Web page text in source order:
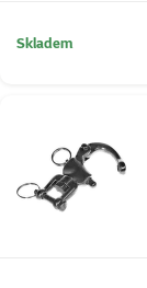
Skladem